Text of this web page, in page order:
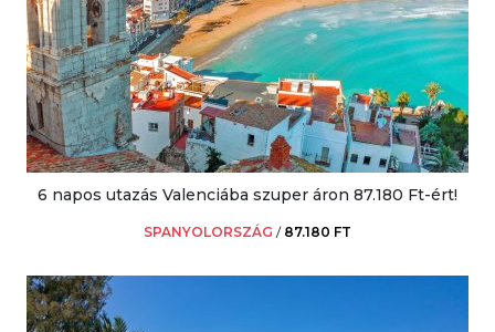
6 napos utazás Valenciába szuper áron 87.180 Ft-ért!
SPANYOLORSZÁG / 87.180 FT